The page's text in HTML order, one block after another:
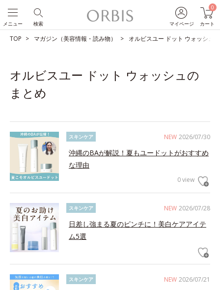
マイページ
0
カート
検索
メニュー
TOP マガジン（美容情報・読み物） オルビスユー ドット ウォッシュ
オルビスユー ドット ウォッシュの
まとめ
NEW 2026/07/30
スキンケア
沖縄のBAが解説！夏もユードットがおすすめ
な理由
0 view
NEW 2026/07/28
スキンケア
日差し強まる夏のピンチに！美白ケアアイテ
ム5選
NEW 2026/07/21
スキンケア